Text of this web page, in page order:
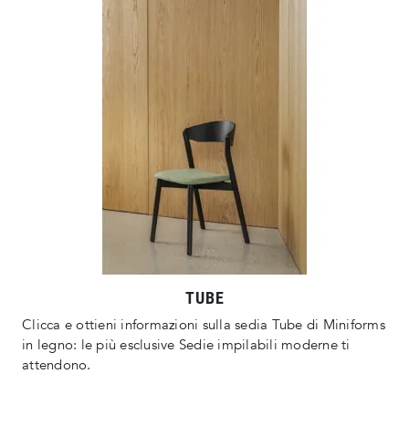
TUBE
Clicca e ottieni informazioni sulla sedia Tube di Miniforms
in legno: le più esclusive Sedie impilabili moderne ti
attendono.